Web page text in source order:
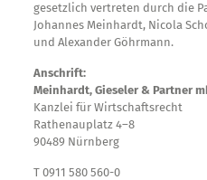
gesetzlich vertreten durch die
Johannes Meinhardt, Nicola
und Alexander Göhrmann.
Anschrift:
Meinhardt, Gieseler & Partner
Kanzlei für Wirtschaftsrecht
Rathenauplatz 4–8
90489 Nürnberg
T 0911 580 560-0